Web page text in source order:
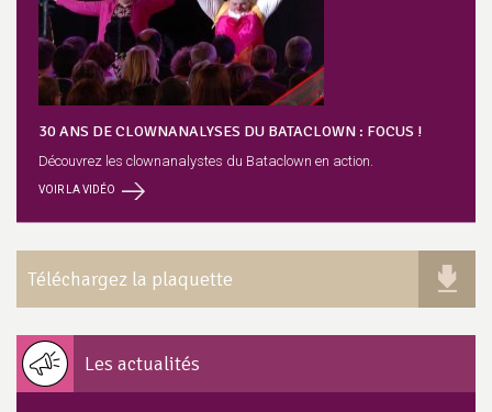
30 ANS DE CLOWNANALYSES DU BATACLOWN : FOCUS !
Découvrez les clownanalystes du Bataclown en action.
VOIR LA VIDÉO
Téléchargez la plaquette
Les actualités